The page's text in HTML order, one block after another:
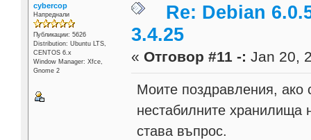
cybercop
Напреднали
Публикации: 5626
Distribution: Ubuntu LTS,
CENTOS 6.x
Window Manager: Xfce,
Gnome 2
Re: Debian
3.4.25
« Отговор #11 -: Jan 20,
Моите поздравления,
нестабилните хранилища
става въпрос.